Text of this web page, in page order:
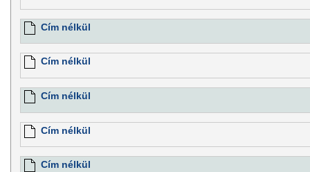
Cím nélkül
Cím nélkül
Cím nélkül
Cím nélkül
Cím nélkül